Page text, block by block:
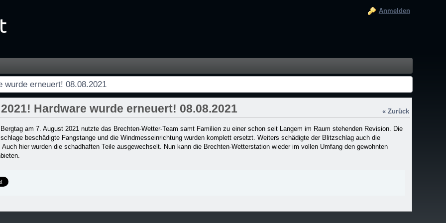
08.08.2021 - Startseite
Anmelden
wurde erneuert! 08.08.2021
« Zurück
Hardware wurde erneuert! 08.08.2021
am 7. August 2021 nutzte das Brechten-Wetter-Team samt Familien zu einer schon seit Langem im Raum stehenden Revision. Die
beschädigte Fangstange und die Windmesseinrichtung wurden komplett ersetzt. Weiters schädigte der Blitzschlag auch die
Auch hier wurden die schadhaften Teile ausgewechselt. Nun kann die Brechten-Wetterstation wieder im vollen Umfang den gewohnten